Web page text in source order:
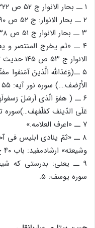
۱ ــ بحار الانوار ج ۵۲ ص ۳۲۲ حدیث ۲۹.
۲ ــ بحار الانوار: ج ۵۲ ص ۲۹۰ حدیث ۳۲.
۳ ــ بحار الانوار ج ۵۱ ص ۳۸.
۴ ــ «ثم یخرج المنتصر
الانوار ج ۵۳ ص ۱۴۵ حدیث ۲.
۵ ــ(وَعَدَالله الَّذینَ
الأرْضف….) سوره نور آیه: ۵۵
۶ ــ ( هفوَ الّذی اَرسَلَ
عَلَى الدّینف کفلّفهف…)سوره
۷ ــ «اعرف العلامه.»
۸ ــ «ثمّ ینادى ابلیس فی
وشیعته» ارشادمفید: باب ۴۰ ح۳.
۹ ــ یعنى: بدرستى که
سوره یوسف: ۵.